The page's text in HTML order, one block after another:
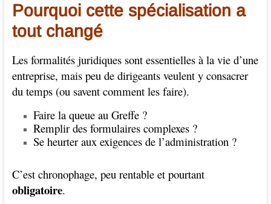
Pourquoi cette spécialisation a
tout changé
Les formalités juridiques sont essentielles à la vie d’une
entreprise, mais peu de dirigeants veulent y consacrer
du temps (ou savent comment les faire).
Faire la queue au Greffe ?
Remplir des formulaires complexes ?
Se heurter aux exigences de l’administration ?
C’est chronophage, peu rentable et pourtant
obligatoire.